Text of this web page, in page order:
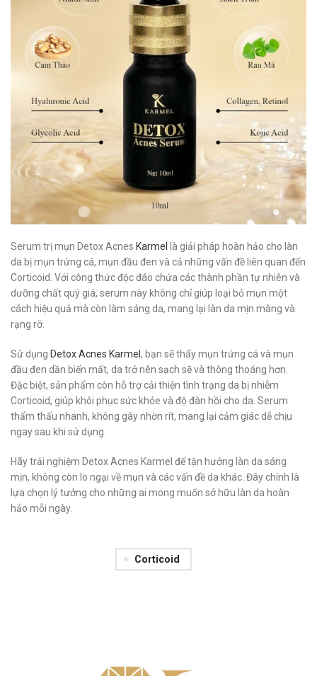
Serum trị mụn Detox Acnes Karmel
là giải pháp hoàn hảo cho làn
da bị mụn trứng cá, mụn đầu đen và cả những vấn đề liên quan đến
Corticoid. Với công thức độc đáo chứa các thành phần tự nhiên và
dưỡng chất quý giá, serum này không chỉ giúp loại bỏ mụn một
cách hiệu quả mà còn làm sáng da, mang lại làn da mịn màng và
rạng rỡ.
Sử dụng Detox Acnes Karmel , bạn sẽ thấy mụn trứng cá và mụn
đầu đen dần biến mất, da trở nên sạch sẽ và thông thoáng hơn.
Đặc biệt, sản phẩm còn hỗ trợ cải thiện tình trạng da bị nhiễm
Corticoid, giúp khôi phục sức khỏe và độ đàn hồi cho da. Serum
thẩm thấu nhanh, không gây nhờn rít, mang lại cảm giác dễ chịu
ngay sau khi sử dụng.
Hãy trải nghiệm Detox Acnes Karmel để tận hưởng làn da sáng
mịn, không còn lo ngại về mụn và các vấn đề da khác. Đây chính là
lựa chọn lý tưởng cho những ai mong muốn sở hữu làn da hoàn
hảo mỗi ngày.
Corticoid